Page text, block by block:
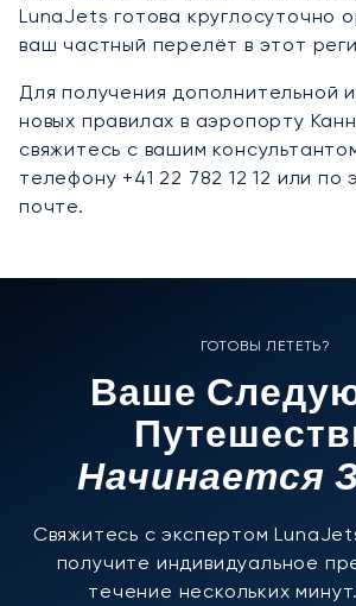
LunaJets готова круглосуточно
ваш частный перелёт в этот
Для получения дополнительной
новых правилах в аэропорту
свяжитесь с вашим
телефону +41 22 782 12 12 или по
почте.
ГОТОВЫ ЛЕТЕТЬ?
Ваше
Начинается
Свяжитесь с экспертом
получите индивидуальное
течение нескольких